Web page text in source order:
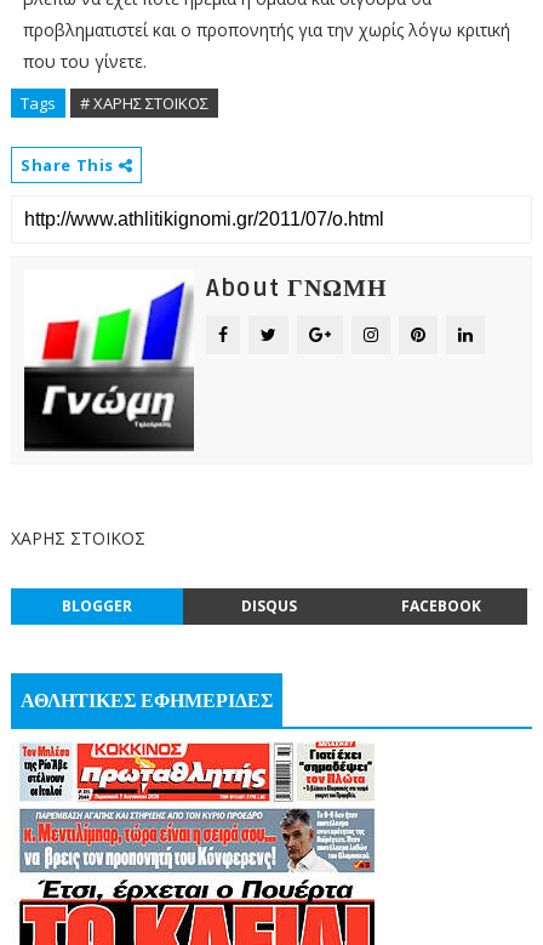
προβληματιστεί και ο προπονητής για την χωρίς λόγω κριτική
που του γίνετε.
Tags # ΧΑΡΗΣ ΣΤΟΙΚΟΣ
Share This
About ΓΝΩΜΗ
ΧΑΡΗΣ ΣΤΟΙΚΟΣ
BLOGGER DISQUS FACEBOOK
ΑΘΛΗΤΙΚΕΣ ΕΦΗΜΕΡΙΔΕΣ